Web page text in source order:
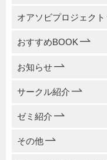
オアソビプロジェクト
おすすめBOOK
お知らせ
サークル紹介
ゼミ紹介
その他